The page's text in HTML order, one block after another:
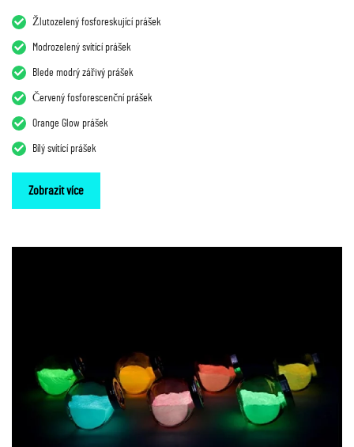
Žlutozelený fosforeskující prášek
Modrozelený svítící prášek
Blede modrý zářivý prášek
Červený fosforescenční prášek
Orange Glow prášek
Bílý svítící prášek
Zobrazit více